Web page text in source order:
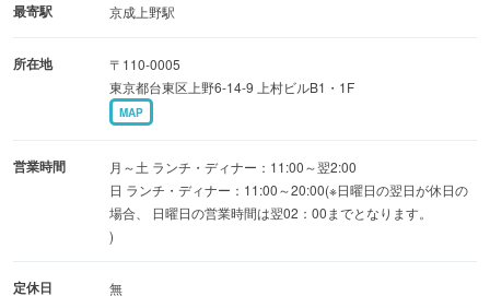
最寄駅 京成上野駅
所在地
〒110-0005
東京都台東区上野6-14-9 上村ビルB1・1F
MAP
営業時間
月～土 ランチ・ディナー：11:00～翌2:00
日 ランチ・ディナー：11:00～20:00(※日曜日の翌日が休日の
場合、 日曜日の営業時間は翌02：00までとなります。
)
定休日 無